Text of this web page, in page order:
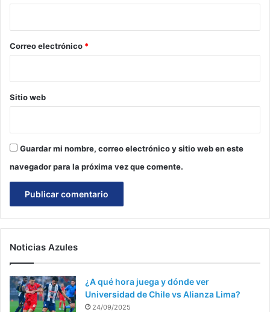
*
Correo electrónico *
Sitio web
Guardar mi nombre, correo electrónico y sitio web en este
navegador para la próxima vez que comente.
Noticias Azules
¿A qué hora juega y dónde ver
Universidad de Chile vs Alianza Lima?
24/09/2025